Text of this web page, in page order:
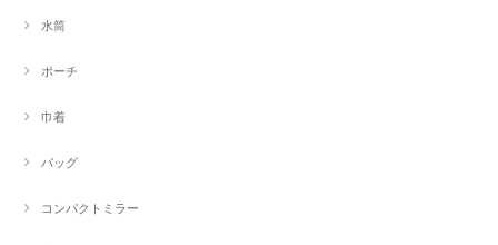
水筒
ポーチ
巾着
バッグ
コンパクトミラー